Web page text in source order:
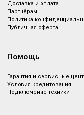
Доставка и оплата
Партнёрам
Политика
Публичная оферта
Помощь
Гарантия и сервисные
Условия кредитования
Подключение техники